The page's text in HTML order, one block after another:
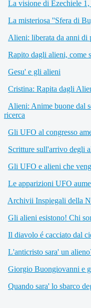
La visione di Ezechiele
La misteriosa ''Sfera di
Alieni: liberata da anni di
Rapito dagli alieni, come
Gesu' e gli alieni
Cristina: Rapita dagli
Alieni: Anime buone dal
ricerca
Gli UFO al congresso
Scritture sull'arrivo degli
Gli UFO e alieni che
Le apparizioni UFO
Archivii Inspiegali della
Gli alieni esistono! Chi
Il diavolo é cacciato dal
L'anticristo sara' un
Giorgio Buongiovanni e
Quando sara' lo sbarco